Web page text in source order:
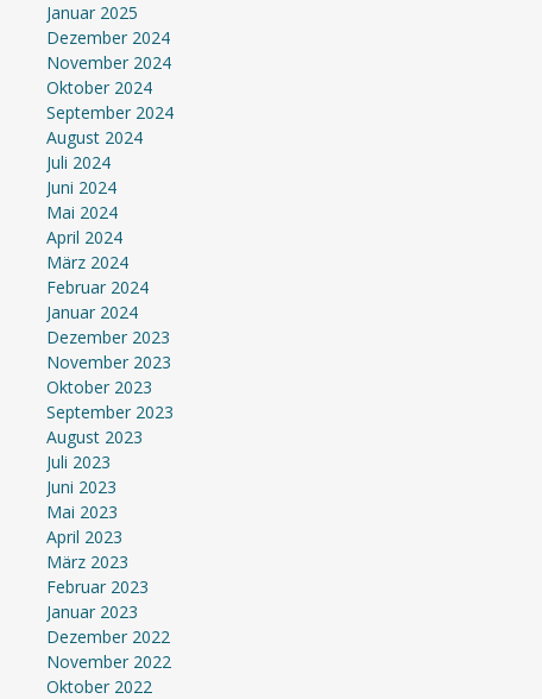
Januar 2025
Dezember 2024
November 2024
Oktober 2024
September 2024
August 2024
Juli 2024
Juni 2024
Mai 2024
April 2024
März 2024
Februar 2024
Januar 2024
Dezember 2023
November 2023
Oktober 2023
September 2023
August 2023
Juli 2023
Juni 2023
Mai 2023
April 2023
März 2023
Februar 2023
Januar 2023
Dezember 2022
November 2022
Oktober 2022